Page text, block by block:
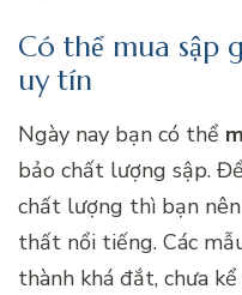
Có thể mua sập
uy tín
Ngày nay bạn có thể
bảo chất lượng sập.
chất lượng thì bạn
thất nổi tiếng. Các
thành khá đắt, chưa